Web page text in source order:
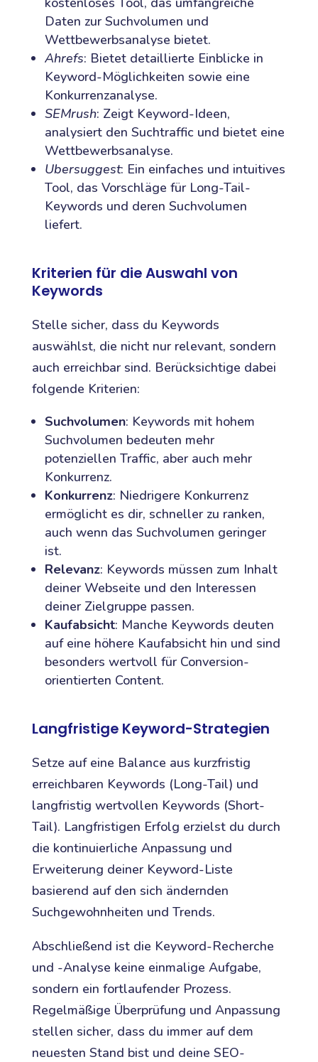
Daten zur Suchvolumen und
Wettbewerbsanalyse bietet.
Ahrefs: Bietet detaillierte Einblicke in
Keyword-Möglichkeiten sowie eine
Konkurrenzanalyse.
SEMrush: Zeigt Keyword-Ideen,
analysiert den Suchtraffic und bietet eine
Wettbewerbsanalyse.
Ubersuggest: Ein einfaches und intuitives
Tool, das Vorschläge für Long-Tail-
Keywords und deren Suchvolumen
liefert.
Kriterien für die Auswahl von
Keywords
Stelle sicher, dass du Keywords
auswählst, die nicht nur relevant, sondern
auch erreichbar sind. Berücksichtige dabei
folgende Kriterien:
Suchvolumen: Keywords mit hohem
Suchvolumen bedeuten mehr
potenziellen Traffic, aber auch mehr
Konkurrenz.
Konkurrenz: Niedrigere Konkurrenz
ermöglicht es dir, schneller zu ranken,
auch wenn das Suchvolumen geringer
ist.
Relevanz: Keywords müssen zum Inhalt
deiner Webseite und den Interessen
deiner Zielgruppe passen.
Kaufabsicht: Manche Keywords deuten
auf eine höhere Kaufabsicht hin und sind
besonders wertvoll für Conversion-
orientierten Content.
Langfristige Keyword-Strategien
Setze auf eine Balance aus kurzfristig
erreichbaren Keywords (Long-Tail) und
langfristig wertvollen Keywords (Short-
Tail). Langfristigen Erfolg erzielst du durch
die kontinuierliche Anpassung und
Erweiterung deiner Keyword-Liste
basierend auf den sich ändernden
Suchgewohnheiten und Trends.
Abschließend ist die Keyword-Recherche
und -Analyse keine einmalige Aufgabe,
sondern ein fortlaufender Prozess.
Regelmäßige Überprüfung und Anpassung
stellen sicher, dass du immer auf dem
neuesten Stand bist und deine SEO-